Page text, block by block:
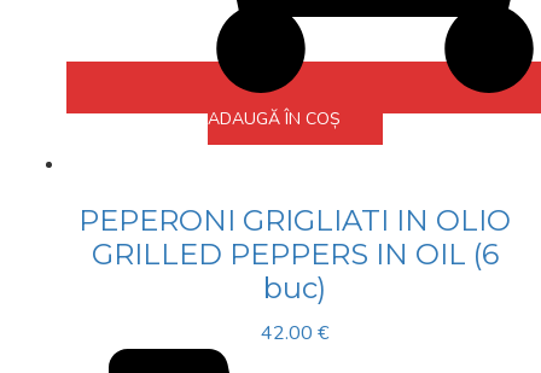
ADAUGĂ ÎN COȘ
PEPERONI GRIGLIATI IN OLIO
GRILLED PEPPERS IN OIL (6
buc)
42.00 €